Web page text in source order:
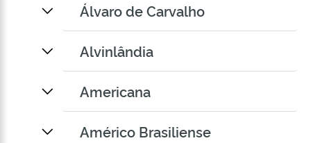
Álvaro de Carvalho
Alvinlândia
Americana
Américo Brasiliense